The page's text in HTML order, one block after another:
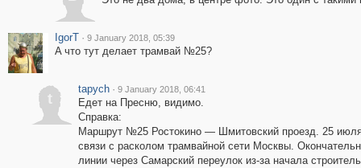
IgorT · 9 January 2018, 05:39
A что тут делает трамвай №25?
t
tapych · 9 January 2018, 06:41
Едет на Пресню, видимо.
Справка:
Маршрут №25 Ростокино — Шмитовский проезд. 25 июля
связи с расколом трамвайной сети Москвы.
линии через Самарский переулок из-за начала